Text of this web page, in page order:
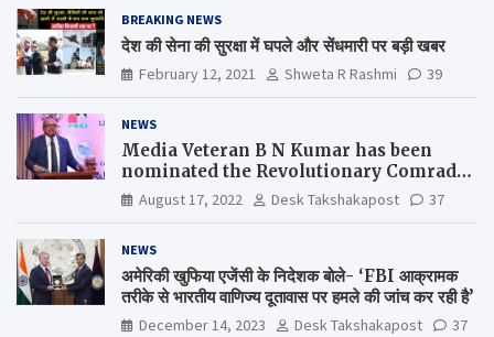
BREAKING NEWS
देश की सेना की सुरक्षा में घपले और सेंधमारी पर बड़ी खबर
February 12, 2021 Shweta R Rashmi 39
NEWS
Media Veteran B N Kumar has been
nominated the Revolutionary Comrade
Shiv Varma Media Award 2022-23
August 17, 2022 Desk Takshakapost 37
NEWS
अमेरिकी खुफिया एजेंसी के निदेशक बोले- ‘FBI आक्रामक
तरीके से भारतीय वाणिज्य दूतावास पर हमले की जांच कर रही है’
December 14, 2023 Desk Takshakapost 37